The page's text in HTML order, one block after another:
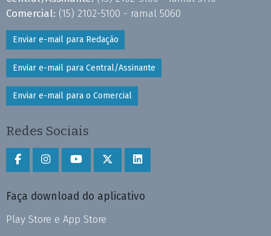
Comercial: (15) 2102-5100 - ramal 5060
Enviar e-mail para Redação
Enviar e-mail para Central/Assinante
Enviar e-mail para o Comercial
Redes Sociais
Faça download do aplicativo
Play Store e App Store